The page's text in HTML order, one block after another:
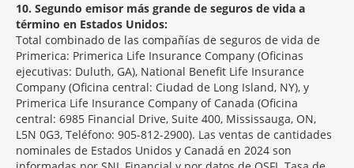
10 Segundo emisor más grande de seguros de vida a
término en Estados Unidos:
Total combinado de las compañías de seguros de vida de
Primerica: Primerica Life Insurance Company (Oficinas
ejecutivas: Duluth, GA), National Benefit Life Insurance
Company (Oficina central: Ciudad de Long Island, NY), y
Primerica Life Insurance Company of Canada (Oficina
central: 6985 Financial Drive, Suite 400, Mississauga, ON,
L5N 0G3, Teléfono: 905-812-2900). Las ventas de cantidades
nominales de Estados Unidos y Canadá en 2024 son